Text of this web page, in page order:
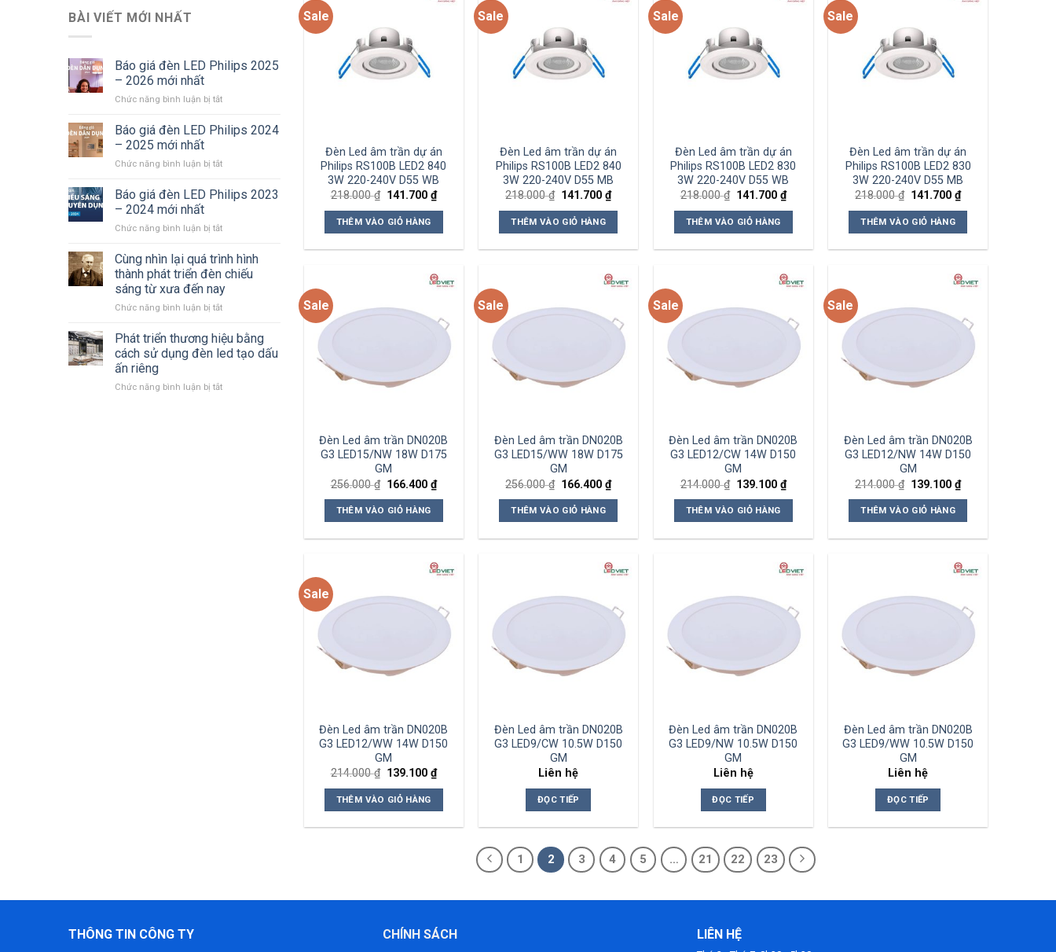
859.100 ₫.
BÀI VIẾT MỚI NHẤT
Báo giá đèn LED Philips 2025
– 2026 mới nhất
Chức năng bình luận bị tắtở
giá
đèn
Philips
–
nhất
Báo giá đèn LED Philips 2024
– 2025 mới nhất
Chức năng bình luận bị tắtở
giá
đèn
Philips
–
2025
nhất
Báo giá đèn LED Philips 2023
– 2024 mới nhất
Chức năng bình luận bị tắtở
giá
đèn
LED
Philips
2023
2024 mới
nhất
Cùng nhìn lại quá trình hình
thành phát triển đèn chiếu
sáng từ xưa đến nay
Chức năng bình luận bị tắtở
nhìn
lại
quá
hình
Phát triển thương hiệu bằng
cách sử dụng đèn led tạo dấu
ấn riêng
Chức năng bình luận bị tắtở
Sale
wishlist
Đèn Led âm trần dự án
Philips RS100B LED2 840
3W 220-240V D55 WB
218.000₫ Giá
là:
218.000 ₫.
141.700 ₫Giá
hiện
THÊM VÀO GIỎ HÀNG
Sale
wishlist
Đèn Led âm trần dự án
Philips RS100B LED2 840
3W 220-240V D55 MB
218.000₫ Giá
là:
218.000 ₫.
141.700₫Giá
hiện
THÊM VÀO GIỎ HÀNG
Sale
wishlist
Đèn Led âm trần dự án
Philips RS100B LED2 830
3W 220-240V D55 WB
218.000₫ Giá
là:
218.000 ₫.
141.700 ₫Giá
hiện
THÊM VÀO GIỎ HÀNG
Sale
wishlist
Đèn Led âm trần dự án
Philips RS100B LED2 830
3W 220-240V D55 MB
218.000₫ Giá
là:
218.000 ₫.
141.700₫Giá
hiện
THÊM VÀO GIỎ HÀNG
Sale
Add to
Đèn Led âm trần DN020B
G3 LED15/NW 18W D175
GM
256.000₫ Giá
là:
256.000 ₫.
166.400 ₫Giá
hiện
THÊM VÀO GIỎ HÀNG
Sale
Add to
Đèn Led âm trần DN020B
G3 LED15/WW 18W D175
GM
256.000₫ Giá
là:
256.000 ₫.
166.400₫Giá
hiện
THÊM VÀO GIỎ HÀNG
Sale
Add to
Đèn Led âm trần DN020B
G3 LED12/CW 14W D150
GM
214.000₫ Giá
là:
214.000 ₫.
139.100 ₫Giá
hiện
THÊM VÀO GIỎ HÀNG
Sale
Add to
Đèn Led âm trần DN020B
G3 LED12/NW 14W D150
GM
214.000₫ Giá
là:
214.000 ₫.
139.100₫Giá
hiện
THÊM VÀO GIỎ HÀNG
Sale
Add to
Đèn Led âm trần DN020B
G3 LED12/WW 14W D150
GM
214.000₫ Giá
là:
214.000 ₫.
139.100 ₫Giá
THÊM VÀO GIỎ HÀNG
Add to
Đèn Led âm trần DN020B
G3 LED9/CW 10.5W D150
GM
Liên hệ
ĐỌC TIẾP
Add to
Đèn Led âm trần DN020B
G3 LED9/NW 10.5W D150
GM
Liên hệ
ĐỌC TIẾP
Add to
Đèn Led âm trần DN020B
G3 LED9/WW 10.5W D150
GM
Liên hệ
ĐỌC TIẾP
1 2 3 4 5 … 21 22 23
THÔNG TIN CÔNG TY CHÍNH SÁCH LIÊN HỆ